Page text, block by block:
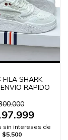
FILA SHARK
RAPIDO
sin intereses de
$5.500